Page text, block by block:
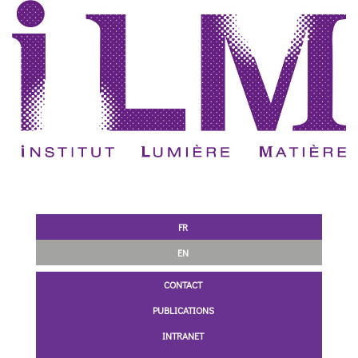
FR
EN
CONTACT
PUBLICATIONS
INTRANET